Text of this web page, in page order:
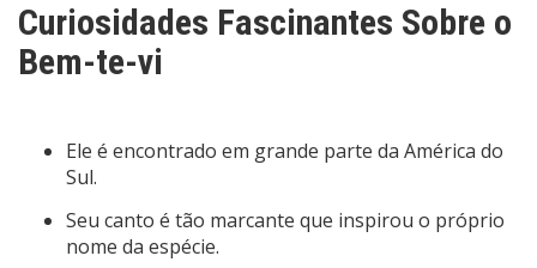
Curiosidades Fascinantes Sobre o
Bem-te-vi
Ele é encontrado em grande parte da América do
Sul.
Seu canto é tão marcante que inspirou o próprio
nome da espécie.